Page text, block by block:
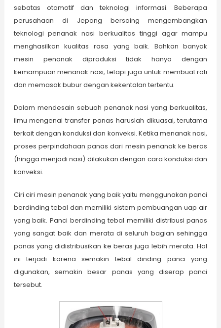
sebatas otomotif dan teknologi informasi. Beberapa
perusahaan di Jepang bersaing mengembangkan
teknologi penanak nasi berkualitas tinggi agar mampu
menghasilkan kualitas rasa yang baik. Bahkan banyak
mesin penanak diproduksi tidak hanya dengan
kemampuan menanak nasi, tetapi juga untuk membuat roti
dan memasak bubur dengan kekentalan tertentu.
Dalam mendesain sebuah penanak nasi yang berkualitas,
ilmu mengenai transfer panas haruslah dikuasai, terutama
terkait dengan konduksi dan konveksi. Ketika menanak nasi,
proses perpindahaan panas dari mesin penanak ke beras
(hingga menjadi nasi) dilakukan dengan cara konduksi dan
konveksi.
Ciri ciri mesin penanak yang baik yaitu menggunakan panci
berdinding tebal dan memiliki sistem pembuangan uap air
yang baik. Panci berdinding tebal memiliki distribusi panas
yang sangat baik dan merata di seluruh bagian sehingga
panas yang didistribusikan ke beras juga lebih merata. Hal
ini terjadi karena semakin tebal dinding panci yang
digunakan, semakin besar panas yang diserap panci
tersebut.